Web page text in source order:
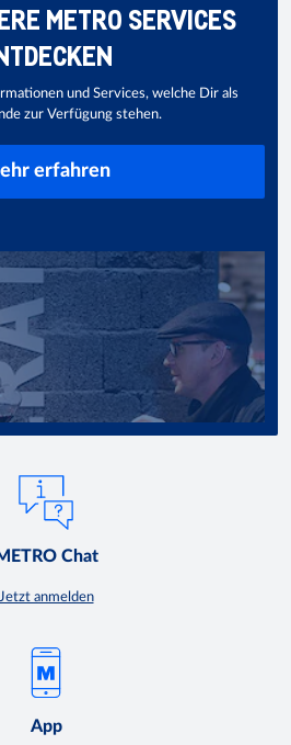
METRO SERVICES
und Services, welche Dir als
zur Verfügung stehen.
erfahren
Chat
Jetzt anmelden
App